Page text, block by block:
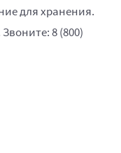
для хранения.
8 (800)